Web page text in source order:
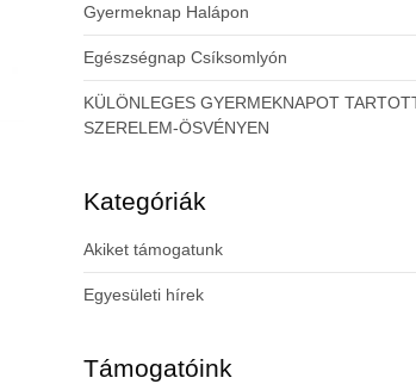
Gyermeknap Halápon
Egészségnap Csíksomlyón
KÜLÖNLEGES GYERMEKNAPOT
SZERELEM-ÖSVÉNYEN
Kategóriák
Akiket támogatunk
Egyesületi hírek
Támogatóink